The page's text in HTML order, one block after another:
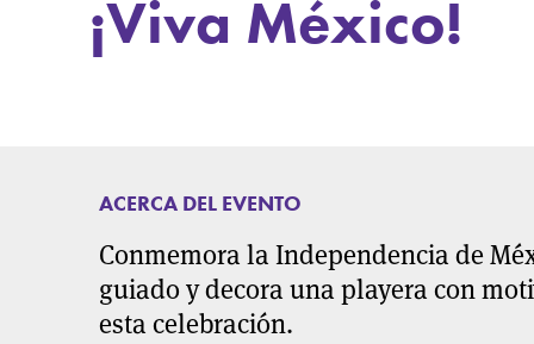
¡Viva México!
ACERCA DEL EVENTO
Conmemora la Independencia de
guiado y decora una playera con
esta celebración.